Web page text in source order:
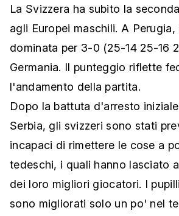
La Svizzera ha subito la
agli Europei maschili. A Perugia,
dominata per 3-0 (25-14 25-16
Germania. Il punteggio riflette
l'andamento della partita.
Dopo la battuta d'arresto
Serbia, gli svizzeri sono stati
incapaci di rimettere le cose a
tedeschi, i quali hanno lasciato
dei loro migliori giocatori. I
sono migliorati solo un po' nel